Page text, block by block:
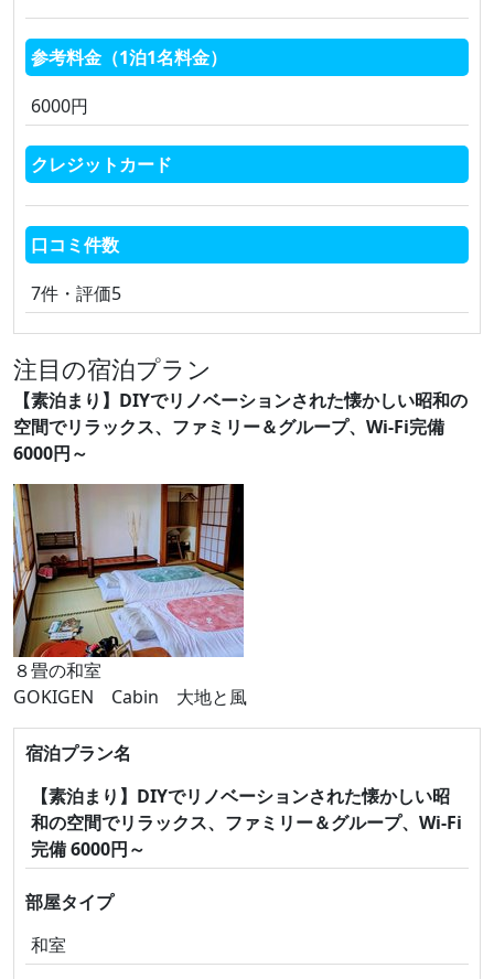
参考料金（1泊1名料金）
6000円
クレジットカード
口コミ件数
7件・評価5
注目の宿泊プラン
【素泊まり】DIYでリノベーションされた懐かしい昭和の
空間でリラックス、ファミリー＆グループ、Wi-Fi完備
6000円～
８畳の和室
GOKIGEN Cabin 大地と風
宿泊プラン名
【素泊まり】DIYでリノベーションされた懐かしい昭
和の空間でリラックス、ファミリー＆グループ、Wi-Fi
完備 6000円～
部屋タイプ
和室